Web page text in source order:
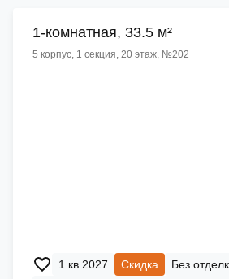
1-комнатная, 33.5 м²
5 корпус, 1 секция, 20 этаж, №202
1 кв 2027 Скидка
Без